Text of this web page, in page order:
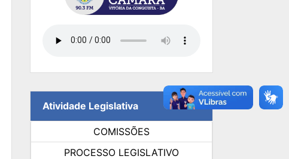
Atividade Legislativa
COMISSÕES
PROCESSO LEGISLATIVO